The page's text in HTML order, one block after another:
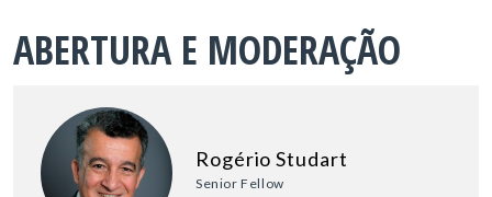
ABERTURA E MODERAÇÃO
Rogério Studart
Senior Fellow